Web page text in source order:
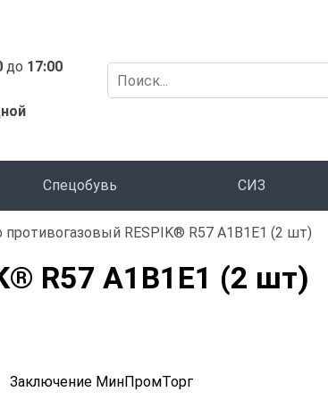
до 17:00
Спецобувь СИЗ
противогазовый RESPIK® R57 А1В1Е1 (2 шт)
R57 А1В1Е1 (2 шт)
Заключение МинПромТорг